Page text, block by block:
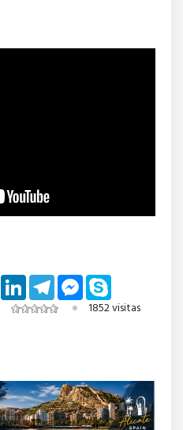
WhatsAppLinkedInTelegramMessenger
1852 visitas